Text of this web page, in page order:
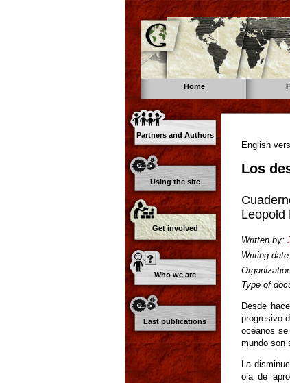
Home
Partners and Authors
Using the site
Get involved
Who we are
Last publications
English
Los
Leopold
Written by:
Writing date:
Type of
Desde
progresivo
océanos
mundo son
La
ola de